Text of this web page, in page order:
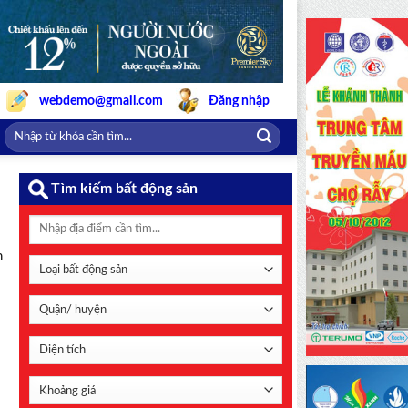
webdemo@gmail.com Đăng nhập
Tìm kiếm bất động sản